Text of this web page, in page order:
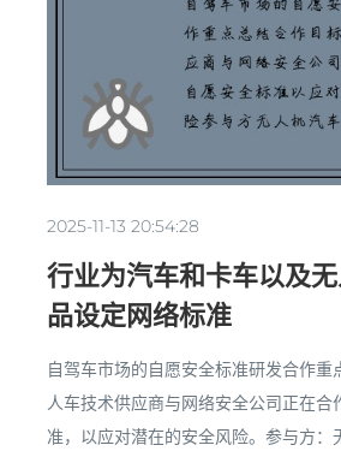
2025-11-13 20:54:28
行业为汽车和卡车以及
品设定网络标准
自驾车市场的自愿安全标准研发合作重
人车技术供应商与网络安全公司正在合
准，以应对潜在的安全风险。参与方：